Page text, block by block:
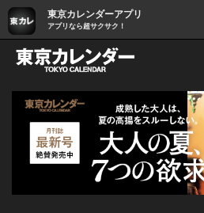
東京カレンダーアプリ
アプリなら超サクサク！
グルメ情報